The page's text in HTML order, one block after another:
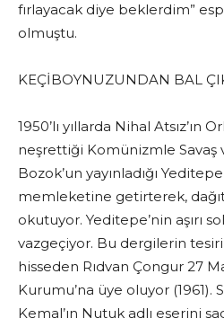
fırlayacak diye beklerdim”
olmuştu.
KEÇİBOYNUZUNDAN BAL
1950’lı yıllarda Nihal Atsız’ın
neşrettiği Komünizmle Savaş
Bozok’un yayınladığı
memleketine getirterek,
okutuyor. Yeditepe’nin aşırı
vazgeçiyor. Bu dergilerin
hisseden Rıdvan Çongur 27
Kurumu’na üye oluyor (1961).
Kemal’ın Nutuk adlı eserini